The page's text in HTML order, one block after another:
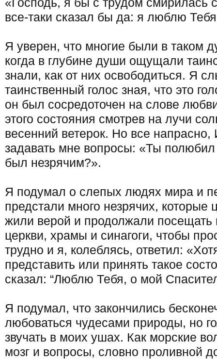
все-таки сказал бы да: я люблю
Я уверен, что многие были в таком
когда в глубине души ощущали
знали, как от них освободиться. Я
таинственный голос зная, что это
он был сосредоточен на слове
этого состояния смотрев на лучи
весенний ветерок. Но все
задавать мне вопросы: «Ты
был незрячим?».
Я подумал о слепых людях мира и
предстали много незрячих, которые
жили верой и продолжали посещать
церкви, храмы и синагоги, чтобы
трудно и я, колеблясь, ответил:
представить или принять такое
сказал: “Люблю Тебя, о мой
Я подумал, что закончились
любоваться чудесами природы, но
звучать в моих ушах. Как морские
мозг и вопросы, словно проливной